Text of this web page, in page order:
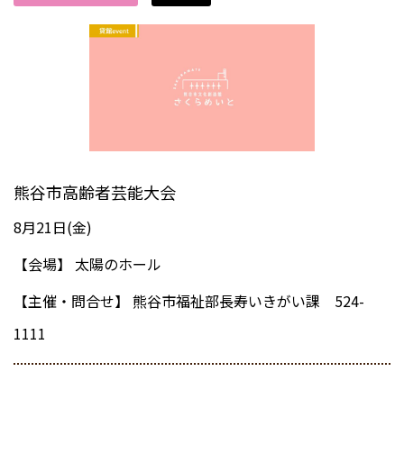
熊谷市高齢者芸能大会
8月21日(金)
【会場】
太陽のホール
【主催・問合せ】 熊谷市福祉部長寿いきがい課 524-
1111